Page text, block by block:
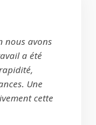
nous avons
a été
Une
cette